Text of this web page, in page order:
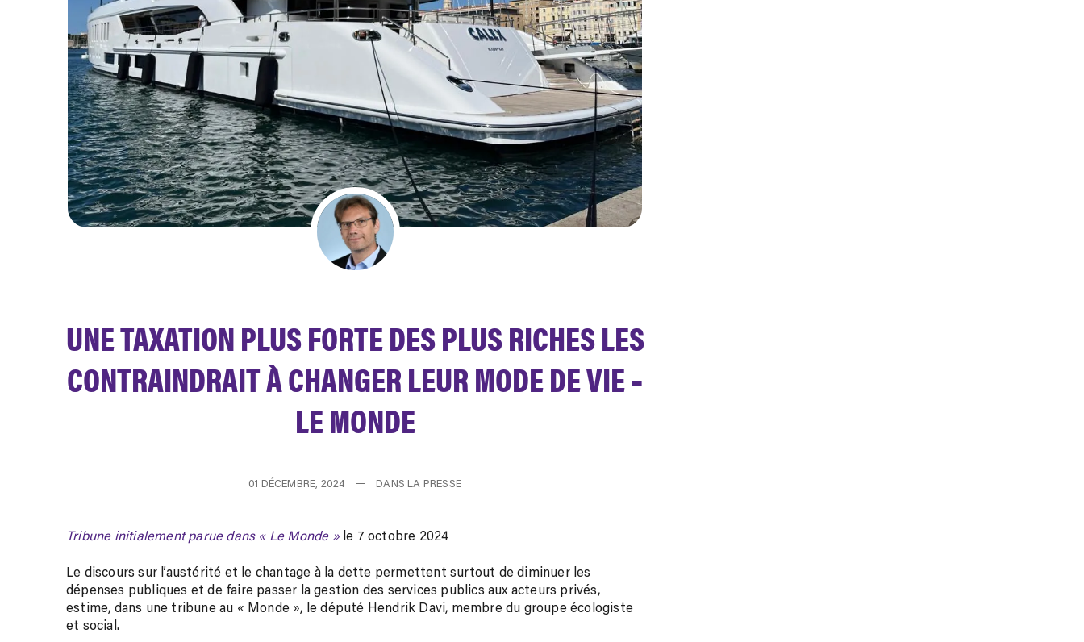
UNE TAXATION PLUS FORTE DES PLUS RICHES LES
CONTRAINDRAIT À CHANGER LEUR MODE DE VIE –
LE MONDE
01 DÉCEMBRE, 2024 DANS LA PRESSE
Tribune initialement parue dans « Le Monde »le 7 octobre 2024
Le discours sur l’austérité et le chantage à la dette permettent surtout de diminuer les
dépenses publiques et de faire passer la gestion des services publics aux acteurs privés,
estime, dans une tribune au « Monde », le député Hendrik Davi, membre du groupe écologiste
et social.